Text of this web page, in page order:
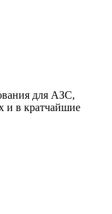
для АЗС,
и в кратчайшие